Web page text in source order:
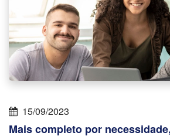
15/09/2023
Mais completo por